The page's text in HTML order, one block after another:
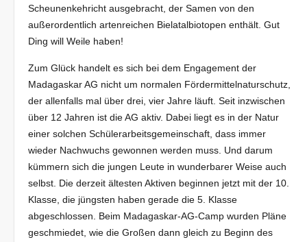
Scheunenkehricht ausgebracht, der Samen von den
außerordentlich artenreichen Bielatalbiotopen enthält. Gut
Ding will Weile haben!
Zum Glück handelt es sich bei dem Engagement der
Madagaskar AG nicht um normalen Fördermittelnaturschutz,
der allenfalls mal über drei, vier Jahre läuft. Seit inzwischen
über 12 Jahren ist die AG aktiv. Dabei liegt es in der Natur
einer solchen Schülerarbeitsgemeinschaft, dass immer
wieder Nachwuchs gewonnen werden muss. Und darum
kümmern sich die jungen Leute in wunderbarer Weise auch
selbst. Die derzeit ältesten Aktiven beginnen jetzt mit der 10.
Klasse, die jüngsten haben gerade die 5. Klasse
abgeschlossen. Beim Madagaskar-AG-Camp wurden Pläne
geschmiedet, wie die Großen dann gleich zu Beginn des